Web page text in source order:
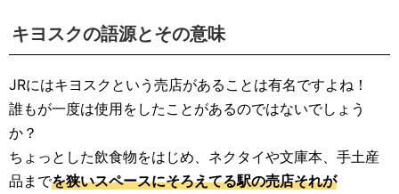
キヨスクの語源とその意味
JRにはキヨスクという売店があることは有名ですよね！
誰もが一度は使用をしたことがあるのではないでしょう
か？
ちょっとした飲食物をはじめ、ネクタイや文庫本、手土産
品までを狭いスペースにそろえてる駅の売店それが